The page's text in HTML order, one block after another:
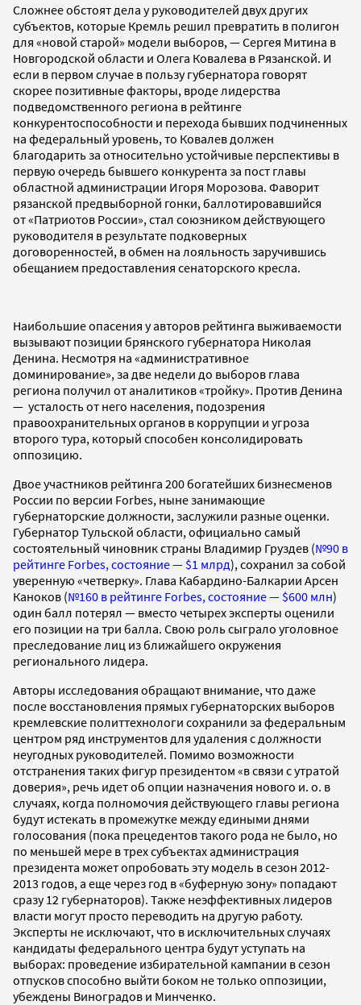
Сложнее обстоят дела у руководителей двух других
субъектов, которые Кремль решил превратить в полигон
для «новой старой» модели выборов, — Сергея Митина в
Новгородской области и Олега Ковалева в Рязанской. И
если в первом случае в пользу губернатора говорят
скорее позитивные факторы, вроде лидерства
подведомственного региона в рейтинге
конкурентоспособности и перехода бывших подчиненных
на федеральный уровень, то Ковалев должен
благодарить за относительно устойчивые перспективы в
первую очередь бывшего конкурента за пост главы
областной администрации Игоря Морозова. Фаворит
рязанской предвыборной гонки, баллотировавшийся
от «Патриотов России», стал союзником действующего
руководителя в результате подковерных
договоренностей, в обмен на лояльность заручившись
обещанием предоставления сенаторского кресла.
Наибольшие опасения у авторов рейтинга выживаемости
вызывают позиции брянского губернатора Николая
Денина. Несмотря на «административное
доминирование», за две недели до выборов глава
региона получил от аналитиков «тройку». Против Денина
— усталость от него населения, подозрения
правоохранительных органов в коррупции и угроза
второго тура, который способен консолидировать
оппозицию.
Двое участников рейтинга 200 богатейших бизнесменов
России по версии Forbes, ныне занимающие
губернаторские должности, заслужили разные оценки.
Губернатор Тульской области, официально самый
состоятельный чиновник страны Владимир Груздев (№90 в
рейтинге Forbes, состояние — $1 млрд), сохранил за собой
уверенную «четверку». Глава Кабардино-Балкарии Арсен
Каноков (№160 в рейтинге Forbes, состояние — $600 млн)
один балл потерял — вместо четырех эксперты оценили
его позиции на три балла. Свою роль сыграло уголовное
преследование лиц из ближайшего окружения
регионального лидера.
Авторы исследования обращают внимание, что даже
после восстановления прямых губернаторских выборов
кремлевские политтехнологи сохранили за федеральным
центром ряд инструментов для удаления с должности
неугодных руководителей. Помимо возможности
отстранения таких фигур президентом «в связи с утратой
доверия», речь идет об опции назначения нового и. о. в
случаях, когда полномочия действующего главы региона
будут истекать в промежутке между едиными днями
голосования (пока прецедентов такого рода не было, но
по меньшей мере в трех субъектах администрация
президента может опробовать эту модель в сезон 2012-
2013 годов, а еще через год в «буферную зону» попадают
сразу 12 губернаторов). Также неэффективных лидеров
власти могут просто переводить на другую работу.
Эксперты не исключают, что в исключительных случаях
кандидаты федерального центра будут уступать на
выборах: проведение избирательной кампании в сезон
отпусков способно выйти боком не только оппозиции,
убеждены Виноградов и Минченко.